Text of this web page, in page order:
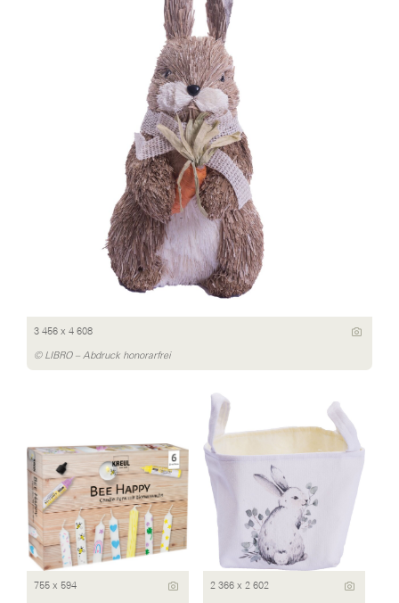
3 456 x 4 608
© LIBRO – Abdruck honorarfrei
755 x 594 2 366 x 2 602